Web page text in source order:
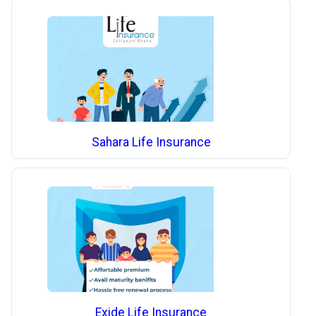
Sahara Life Insurance
Exide Life Insurance